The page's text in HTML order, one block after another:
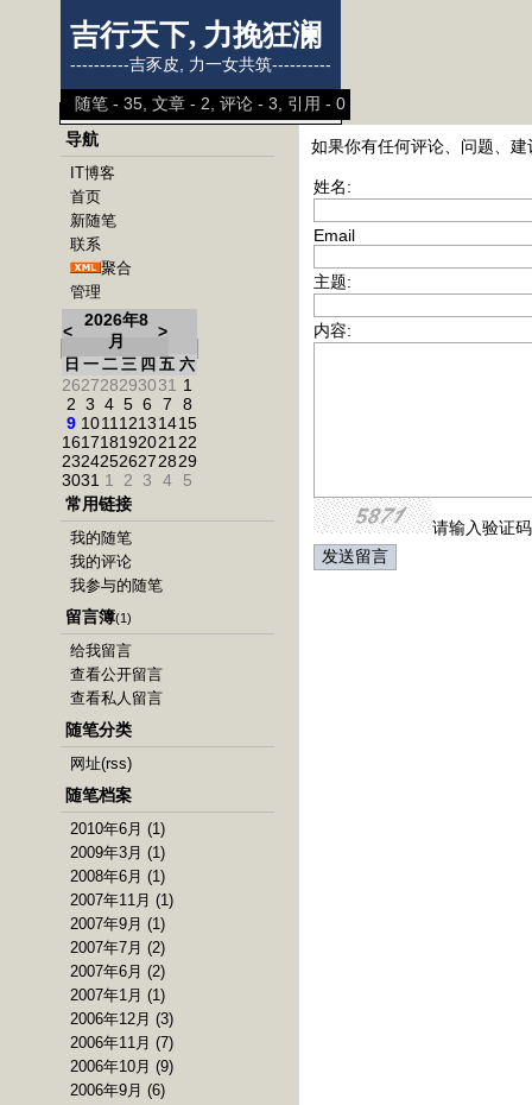
吉行天下, 力挽狂澜
----------吉豕皮, 力一女共筑----------
随笔 - 35, 文章 - 2, 评论 - 3, 引用 - 0
导航
IT博客
首页
新随笔
联系
聚合
管理
<
2026年8
月
>
日 一 二 三 四 五 六
262728293031 1
2 3 4 5 6 7
8
9 1011 12131415
161718192021 22
23242526272829
3031 1 2 3 4
5
常用链接
我的随笔
我的评论
我参与的随笔
留言簿(1)
给我留言
查看公开留言
查看私人留言
随笔分类
网址(rss)
随笔档案
2010年6月 (1)
2009年3月 (1)
2008年6月 (1)
2007年11月 (1)
2007年9月 (1)
2007年7月 (2)
2007年6月 (2)
2007年1月 (1)
2006年12月 (3)
2006年11月 (7)
2006年10月 (9)
2006年9月 (6)
如果你有任何评论、问题、
姓名:
Email
主题:
内容:
请输入验证